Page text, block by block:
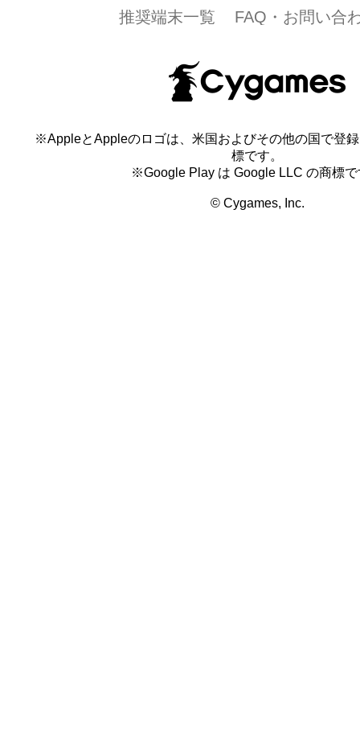
推奨端末一覧
FAQ・お問い合
※AppleとAppleのロゴは、米国およびその他の国で登
標です。
※Google Play は Google LLC の商標で
© Cygames, Inc.